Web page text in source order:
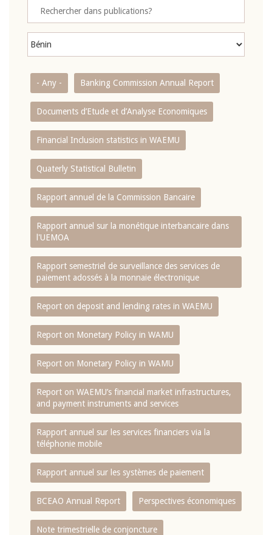
- Any - Banking Commission Annual Report
Documents d’Etude et d’Analyse Economiques
Financial Inclusion statistics in WAEMU
Quaterly Statistical Bulletin
Rapport annuel de la Commission Bancaire
Rapport annuel sur la monétique interbancaire dans
l'UEMOA
Rapport semestriel de surveillance des services de
paiement adossés à la monnaie électronique
Report on deposit and lending rates in WAEMU
Report on Monetary Policy in WAMU
Report on Monetary Policy in WAMU
Report on WAEMU’s financial market infrastructures,
and payment instruments and services
Rapport annuel sur les services financiers via la
téléphonie mobile
Rapport annuel sur les systèmes de paiement
BCEAO Annual Report Perspectives économiques
Note trimestrielle de conjoncture